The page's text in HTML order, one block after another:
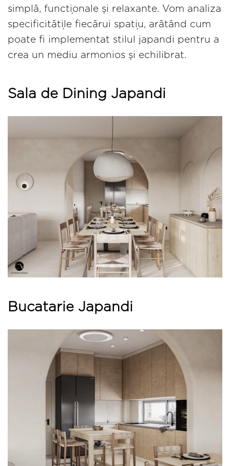
simplă, funcționale și relaxante. Vom analiza
specificitățile fiecărui spațiu, arătând cum
poate fi implementat stilul japandi pentru a
crea un mediu armonios și echilibrat.
Sala de Dining Japandi
Bucatarie Japandi